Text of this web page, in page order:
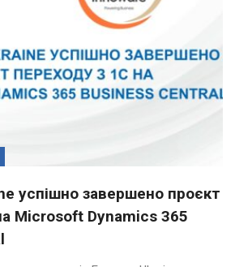
успішно завершено проєкт
Microsoft Dynamics 365